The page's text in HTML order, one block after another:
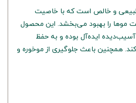
طبیعی و خالص است که با خاصیت
موها را بهبود می‌بخشد. این محصول
ایده‌آل بوده و به حفظ
همچنین باعث جلوگیری از موخوره و